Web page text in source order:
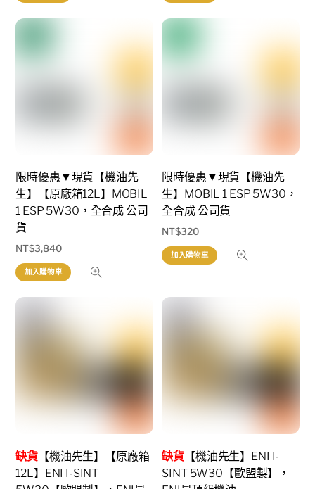
限時優惠▼現貨【機油先
生】【原廠箱12L】MOBIL
1 ESP 5W30，全合成 公司
貨
NT$3,840
加入購物車
限時優惠▼現貨【機油先
生】MOBIL 1 ESP 5W30，
全合成 公司貨
NT$320
加入購物車
缺貨 【機油先生】【原廠箱
12L】ENI I-SINT
缺貨 【機油先生】ENI I-
SINT 5W30【歐盟製】，